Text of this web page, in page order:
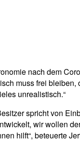
nach dem
muss frei bleiben,
unrealistisch.“
spricht von
wir wollen
hilft“, beteuerte